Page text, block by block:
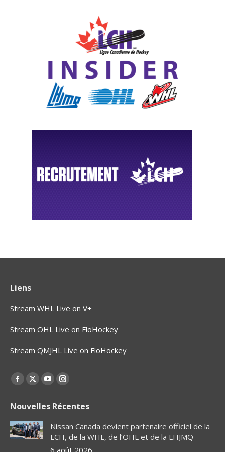
Liens
Stream WHL Live on V+
Stream OHL Live on FloHockey
Stream QMJHL Live on FloHockey
Find us on:
Facebook
opens
in
new
X
opens
in
new
window
YouTube
opens
in
new
window
Instagram
opens
in
new
window
Nouvelles Récentes
Nissan Canada devient partenaire officiel de la
LCH, de la WHL, de l’OHL et de la LHJMQ
6 août 2026